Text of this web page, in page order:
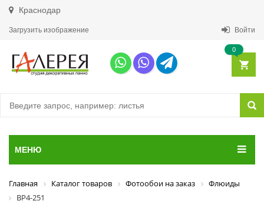
Краснодар
Загрузить изображение Войти
0
МЕНЮ
Главная Каталог товаров Фотообои на заказ
Флюиды
ВР4-251